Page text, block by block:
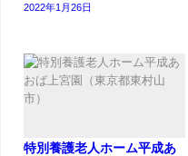
2022年1月26日
特別養護老人ホーム平成あ